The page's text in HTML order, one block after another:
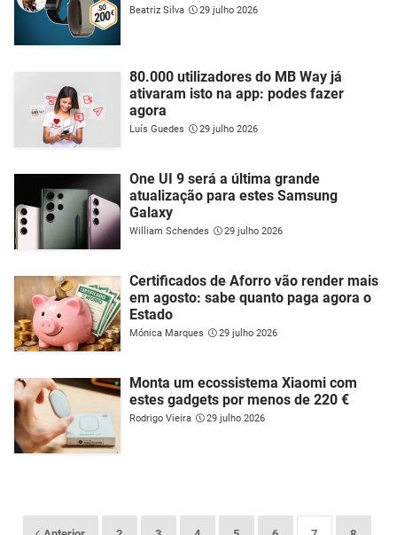
Beatriz Silva 29 julho 2026
80.000 utilizadores do MB Way já
ativaram isto na app: podes fazer
agora
Luís Guedes 29 julho 2026
One UI 9 será a última grande
atualização para estes Samsung
Galaxy
William Schendes 29 julho 2026
Certificados de Aforro vão render mais
em agosto: sabe quanto paga agora o
Estado
Mónica Marques 29 julho 2026
Monta um ecossistema Xiaomi com
estes gadgets por menos de 220 €
Rodrigo Vieira 29 julho 2026